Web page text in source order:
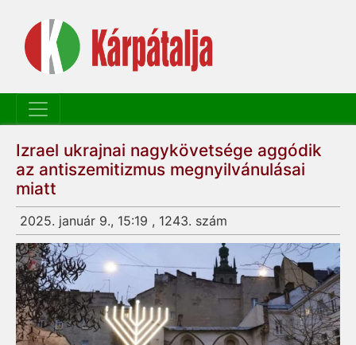
Izrael ukrajnai nagykövetsége aggódik
az antiszemitizmus megnyilvánulásai
miatt
2025. január 9., 15:19 , 1243. szám